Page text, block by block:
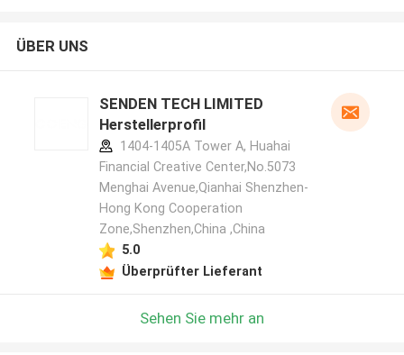
ÜBER UNS
SENDEN TECH LIMITED
Herstellerprofil
1404-1405A Tower A, Huahai
Financial Creative Center,No.5073
Menghai Avenue,Qianhai Shenzhen-
Hong Kong Cooperation
Zone,Shenzhen,China ,China
5.0
Überprüfter Lieferant
Sehen Sie mehr an